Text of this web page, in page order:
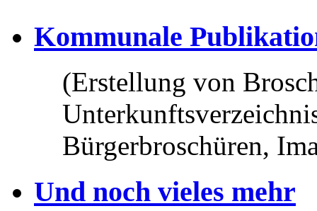
Kommunale
(Erstellung von
Bürgerbroschüren,
Und noch vieles mehr